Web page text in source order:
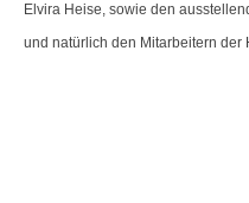
Elvira Heise, sowie den
und natürlich den Mitarbeitern der